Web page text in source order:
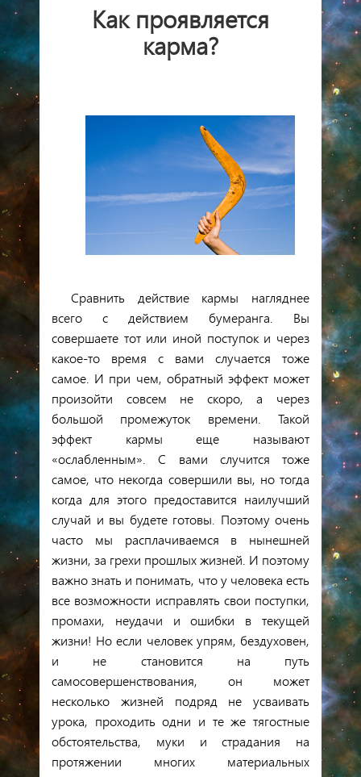
Как проявляется
карма?
Сравнить действие кармы нагляднее
всего с действием бумеранга. Вы
совершаете тот или иной поступок и через
какое-то время с вами случается тоже
самое. И при чем, обратный эффект может
произойти совсем не скоро, а через
большой промежуток времени. Такой
эффект кармы еще называют
«ослабленным». С вами случится тоже
самое, что некогда совершили вы, но тогда
когда для этого предоставится наилучший
случай и вы будете готовы. Поэтому очень
часто мы расплачиваемся в нынешней
жизни, за грехи прошлых жизней. И поэтому
важно знать и понимать, что у человека есть
все возможности исправлять свои поступки,
промахи, неудачи и ошибки в текущей
жизни! Но если человек упрям, бездуховен,
и не становится на путь
самосовершенствования, он может
несколько жизней подряд не усваивать
урока, проходить одни и те же тягостные
обстоятельства, муки и страдания на
протяжении многих материальных